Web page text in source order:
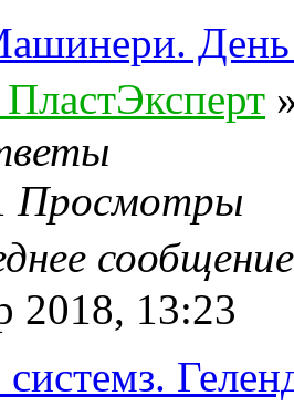
День
Просмотры
2018, 13:23
системз.